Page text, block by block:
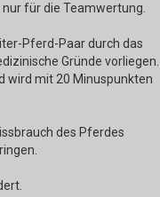
für die Teamwertung.
Pferd-Paar durch das
Gründe vorliegen.
wird mit 20 Minuspunkten
des Pferdes